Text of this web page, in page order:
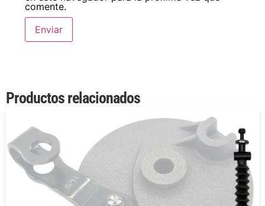
comente.
Productos relacionados